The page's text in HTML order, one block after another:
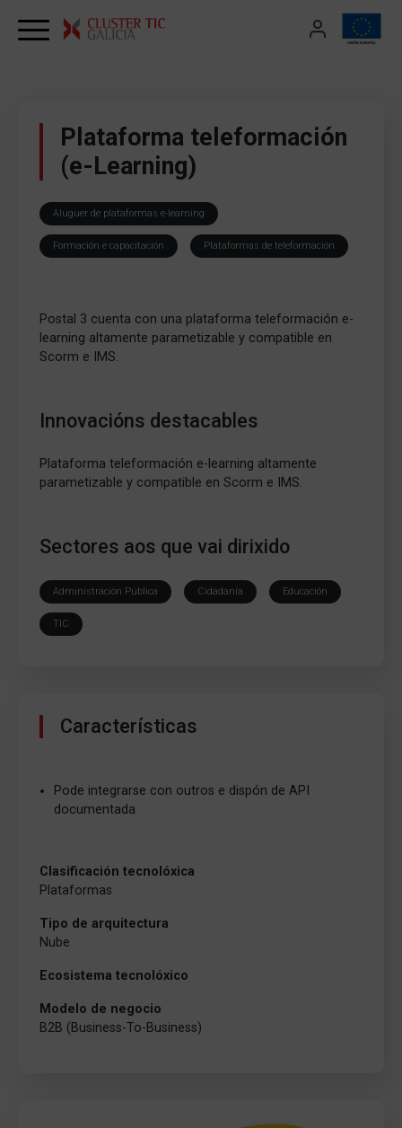
Plataforma teleformación
(e-Learning)
Aluguer de plataformas e-learning
Formación e capacitación Plataformas de teleformación
Postal 3 cuenta con una plataforma teleformación e-
learning altamente parametizable y compatible en
Scorm e IMS.
Innovacións destacables
Plataforma teleformación e-learning altamente
parametizable y compatible en Scorm e IMS.
Sectores aos que vai dirixido
Administración Pública Cidadanía Educación
TIC
Características
Pode integrarse con outros e dispón de API
documentada
Clasificación tecnolóxica
Plataformas
Tipo de arquitectura
Nube
Ecosistema tecnolóxico
Modelo de negocio
B2B (Business-To-Business)